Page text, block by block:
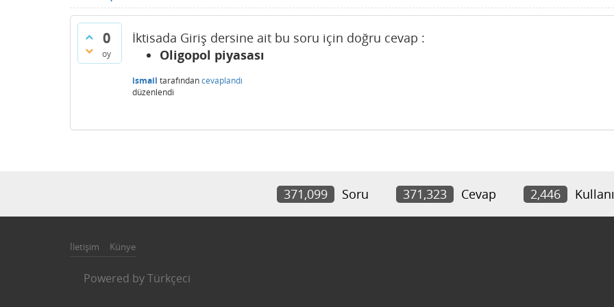
0
oy
İktisada Giriş dersine ait bu soru için doğru cevap :
Oligopol piyasası
ismail tarafındancevaplandı
düzenlendi
371,099 Soru 371,323 Cevap 2,446
İletişim Künye
Powered byTürkçeci